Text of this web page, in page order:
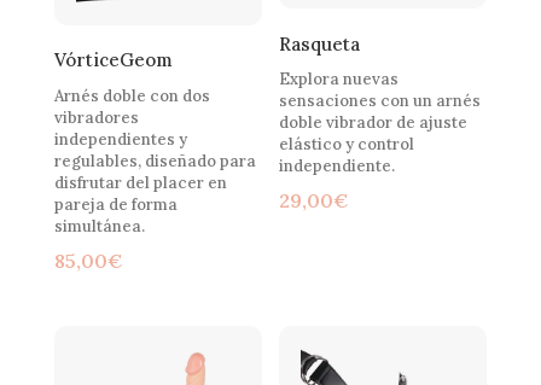
VórticeGeom
Arnés doble con dos
vibradores
independientes y
regulables, diseñado para
disfrutar del placer en
pareja de forma
simultánea.
85,00€
Rasqueta
Explora nuevas
sensaciones con un arnés
doble vibrador de ajuste
elástico y control
independiente.
29,00€